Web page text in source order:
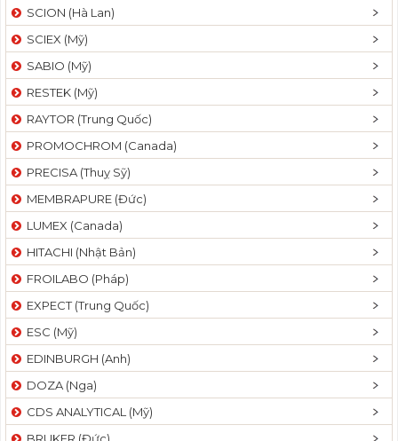
SCION (Hà Lan)
SCIEX (Mỹ)
SABIO (Mỹ)
RESTEK (Mỹ)
RAYTOR (Trung Quốc)
PROMOCHROM (Canada)
PRECISA (Thuỵ Sỹ)
MEMBRAPURE (Đức)
LUMEX (Canada)
HITACHI (Nhật Bản)
FROILABO (Pháp)
EXPECT (Trung Quốc)
ESC (Mỹ)
EDINBURGH (Anh)
DOZA (Nga)
CDS ANALYTICAL (Mỹ)
BRUKER (Đức)